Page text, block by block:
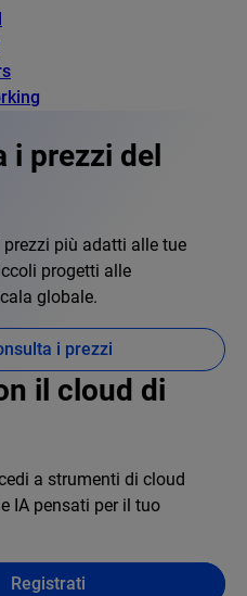
i prezzi del
prezzi più adatti alle tue
progetti alle
globale.
i prezzi
il cloud di
a strumenti di cloud
IA pensati per il tuo
Registrati